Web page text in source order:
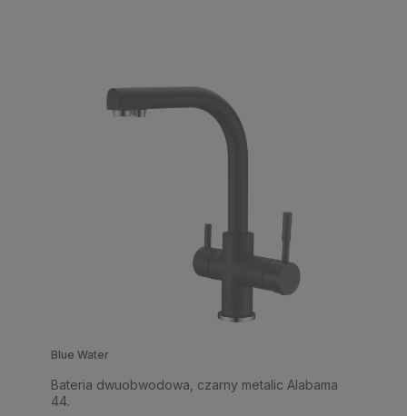
Blue Water
Bateria dwuobwodowa, czarny metalic Alabama
44.